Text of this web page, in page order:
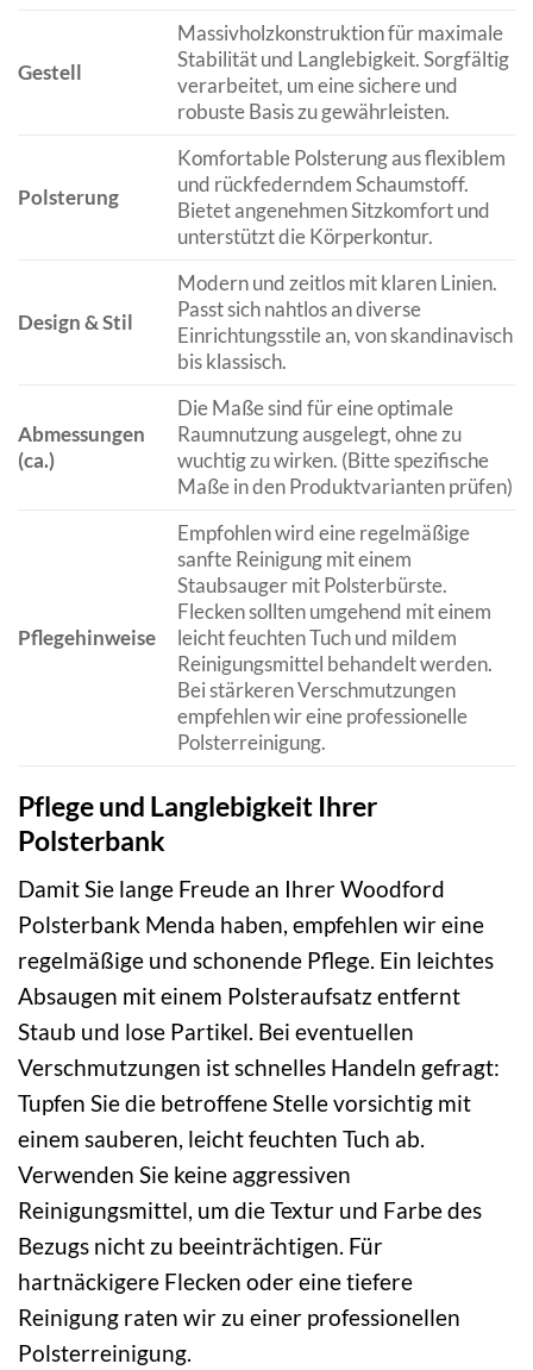
Gestell
Massivholzkonstruktion für maximale
Stabilität und Langlebigkeit. Sorgfältig
verarbeitet, um eine sichere und
robuste Basis zu gewährleisten.
Polsterung
Komfortable Polsterung aus flexiblem
und rückfederndem Schaumstoff.
Bietet angenehmen Sitzkomfort und
unterstützt die Körperkontur.
Design & Stil
Modern und zeitlos mit klaren Linien.
Passt sich nahtlos an diverse
Einrichtungsstile an, von skandinavisch
bis klassisch.
Abmessungen
(ca.)
Die Maße sind für eine optimale
Raumnutzung ausgelegt, ohne zu
wuchtig zu wirken. (Bitte spezifische
Maße in den Produktvarianten prüfen)
Pflegehinweise
Empfohlen wird eine regelmäßige
sanfte Reinigung mit einem
Staubsauger mit Polsterbürste.
Flecken sollten umgehend mit einem
leicht feuchten Tuch und mildem
Reinigungsmittel behandelt werden.
Bei stärkeren Verschmutzungen
empfehlen wir eine professionelle
Polsterreinigung.
Pflege und Langlebigkeit Ihrer
Polsterbank
Damit Sie lange Freude an Ihrer Woodford
Polsterbank Menda haben, empfehlen wir eine
regelmäßige und schonende Pflege. Ein leichtes
Absaugen mit einem Polsteraufsatz entfernt
Staub und lose Partikel. Bei eventuellen
Verschmutzungen ist schnelles Handeln gefragt:
Tupfen Sie die betroffene Stelle vorsichtig mit
einem sauberen, leicht feuchten Tuch ab.
Verwenden Sie keine aggressiven
Reinigungsmittel, um die Textur und Farbe des
Bezugs nicht zu beeinträchtigen. Für
hartnäckigere Flecken oder eine tiefere
Reinigung raten wir zu einer professionellen
Polsterreinigung.